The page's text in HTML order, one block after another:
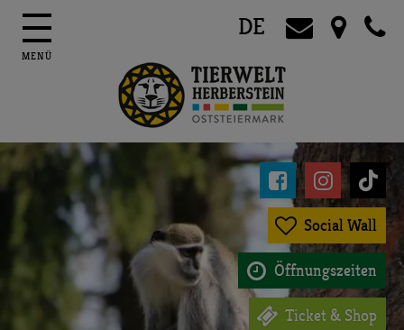
DE
  
 Social Wall
 Öffnungszeiten
 Ticket & Shop